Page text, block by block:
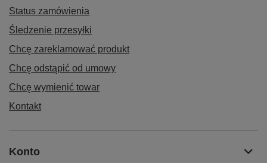
Status zamówienia
Śledzenie przesyłki
Chcę zareklamować produkt
Chcę odstąpić od umowy
Chcę wymienić towar
Kontakt
Konto